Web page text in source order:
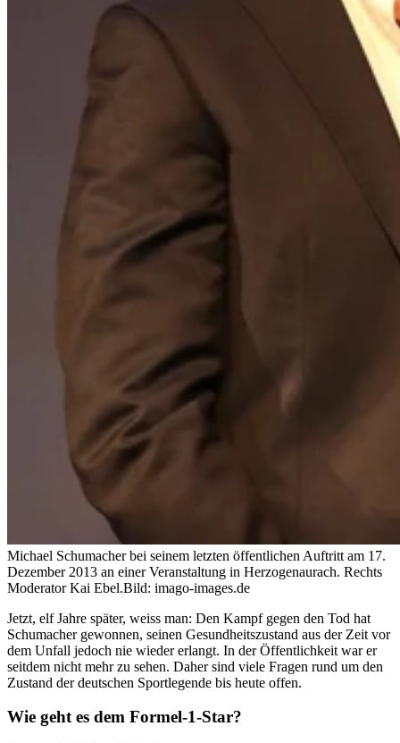
Michael Schumacher bei seinem letzten öffentlichen Auftritt am 17.
Dezember 2013 an einer Veranstaltung in Herzogenaurach. Rechts
Moderator Kai Ebel.Bild: imago-images.de
Jetzt, elf Jahre später, weiss man: Den Kampf gegen den Tod hat
Schumacher gewonnen, seinen Gesundheitszustand aus der Zeit vor
dem Unfall jedoch nie wieder erlangt. In der Öffentlichkeit war er
seitdem nicht mehr zu sehen. Daher sind viele Fragen rund um den
Zustand der deutschen Sportlegende bis heute offen.
Wie geht es dem Formel-1-Star?